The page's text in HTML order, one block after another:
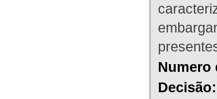
Numero
Decisão: